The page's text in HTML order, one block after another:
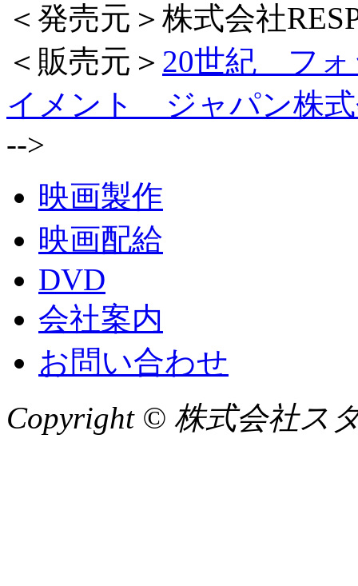
＜発売元＞株式会社
＜販売元＞ 20世紀 フ
イメント ジャパン株
-->
映画製作
映画配給
DVD
会社案内
お問い合わせ
Copyright © 株式会社ス